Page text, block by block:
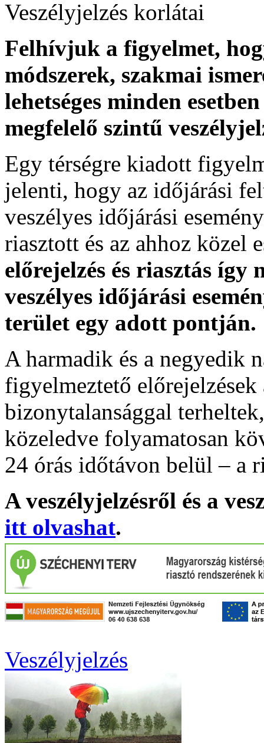
Veszélyjelzés korlátai
Felhívjuk a figyelmet,
módszerek, szakmai
lehetséges minden
megfelelő szintű
Egy térségre kiadott
jelenti, hogy az időjárási
veszélyes időjárási
riasztott és az ahhoz közel
előrejelzés és riasztás
veszélyes időjárási
terület egy adott pontján.
A harmadik és a negyedik
figyelmeztető
bizonytalansággal
közeledve folyamatosan
24 órás időtávon belül – a
A veszélyjelzésről és a
itt olvashat.
Veszélyjelzés